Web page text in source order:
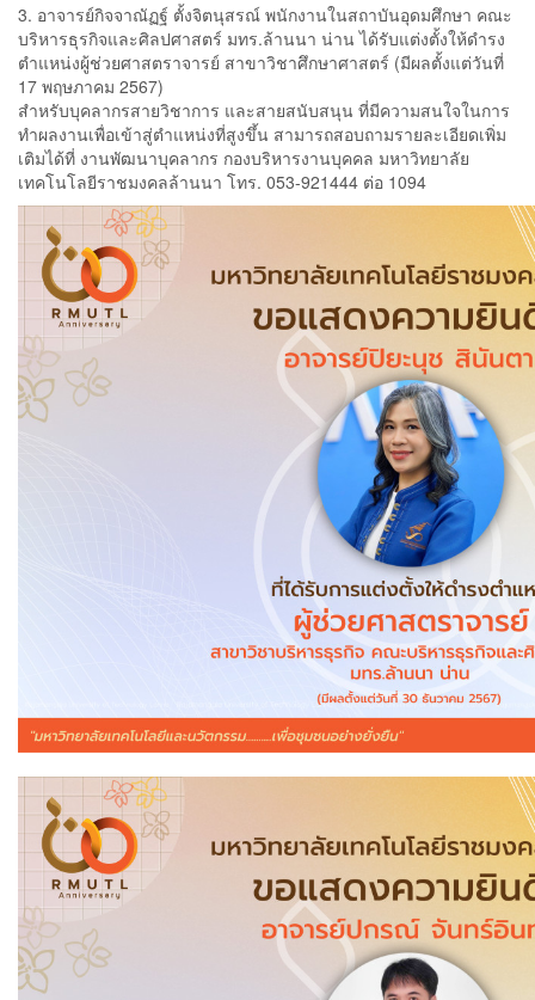
3. อาจารย์กิจจาณัฏฐ์ ตั้งจิตนุสรณ์ พนักงานในสถาบันอุดมศึกษา คณะ
บริหารธุรกิจและศิลปศาสตร์ มทร.ล้านนา น่าน ได้รับแต่งตั้งให้ดำรง
ตำแหน่งผู้ช่วยศาสตราจารย์ สาขาวิชาศึกษาศาสตร์ (มีผลตั้งแต่วันที่
17 พฤษภาคม 2567)
สำหรับบุคลากรสายวิชาการ และสายสนับสนุน ที่มีความสนใจในการ
ทำผลงานเพื่อเข้าสู่ตำแหน่งที่สูงขึ้น สามารถสอบถามรายละเอียดเพิ่ม
เติมได้ที่ งานพัฒนาบุคลากร กองบริหารงานบุคคล มหาวิทยาลัย
เทคโนโลยีราชมงคลล้านนา โทร. 053-921444 ต่อ 1094